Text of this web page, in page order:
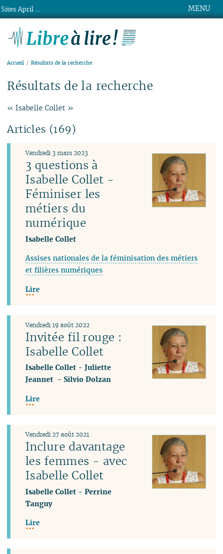
MENU
Accueil Résultats de la recherche
Résultats de la recherche
« Isabelle Collet »
Articles (169)
3 questions à
Isabelle Collet -
Féminiser les
métiers du
numérique
Vendredi 3 mars 2023
Isabelle Collet
Assises nationales de la féminisation des métiers
et filières numériques
Lire
Invitée fil rouge :
Isabelle Collet
Vendredi 19 août 2022
Isabelle Collet -Juliette
Jeannet -Silvio Dolzan
Lire
Inclure davantage
les femmes - avec
Isabelle Collet
Vendredi 27 août 2021
Isabelle Collet -Perrine
Tanguy
Lire
Sites April ...